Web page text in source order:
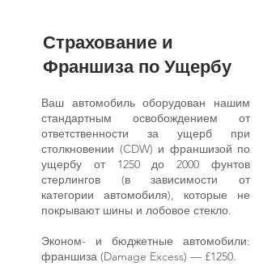
Страхование и
Франшиза по Ущербу
Ваш автомобиль оборудован нашим
стандартным освобождением от
ответственности за ущерб при
столкновении (CDW) и франшизой по
ущербу от 1250 до 2000 фунтов
стерлингов (в зависимости от
категории автомобиля), которые не
покрывают шины и лобовое стекло.
Эконом- и бюджетные автомобили:
франшиза (Damage Excess) — £1250.